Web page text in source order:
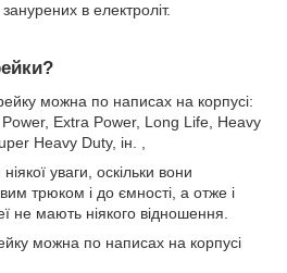
в електроліт.
можна по написах на корпусі:
Extra Power, Long Life, Heavy
Heavy Duty, ін. ,
уваги, оскільки вони
трюком і до ємності, а отже і
не мають ніякого відношення.
можна по написах на корпусі